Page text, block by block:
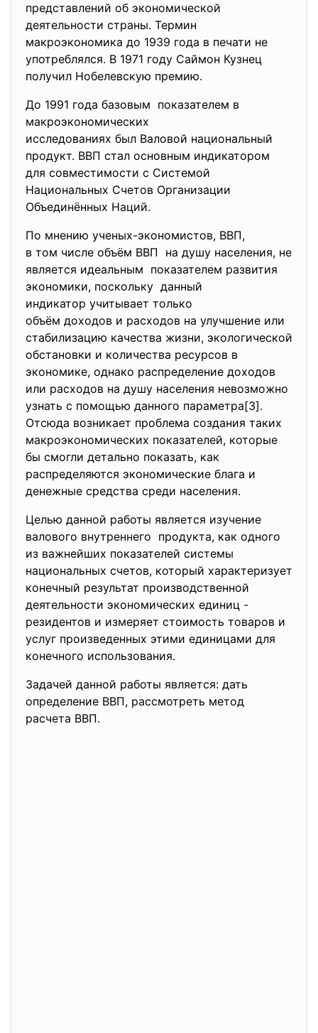
представлений об экономической
деятельности страны. Термин
макроэкономика до 1939 года в печати не
употреблялся. В 1971 году Саймон Кузнец
получил Нобелевскую премию.
До 1991 года базовым показателем в
макроэкономических
исследованиях был Валовой национальный
продукт. ВВП стал основным индикатором
для совместимости с Системой
Национальных Счетов Организации
Объединённых Наций.
По мнению ученых-экономистов, ВВП,
в том числе объём ВВП на душу населения, не
является идеальным показателем развития
экономики, поскольку данный
индикатор учитывает только
объём доходов и расходов на улучшение или
стабилизацию качества жизни, экологической
обстановки и количества ресурсов в
экономике, однако распределение доходов
или расходов на душу населения невозможно
узнать с помощью данного параметра[3].
Отсюда возникает проблема создания таких
макроэкономических показателей, которые
бы смогли детально показать, как
распределяются экономические блага и
денежные средства среди населения.
Целью данной работы является изучение
валового внутреннего продукта, как одного
из важнейших показателей системы
национальных счетов, который характеризует
конечный результат производственной
деятельности экономических единиц -
резидентов и измеряет стоимость товаров и
услуг произведенных этими единицами для
конечного использования.
Задачей данной работы является: дать
определение ВВП, рассмотреть метод
расчета ВВП.